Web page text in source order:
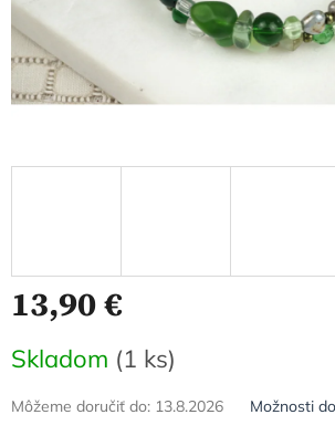
13,90 €
cena:
Skladom (1 ks)
Môžeme doručiť do: 13.8.2026 Možnosti